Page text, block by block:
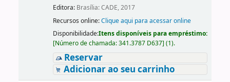
Editora: Brasília: CADE, 2017
Recursos online:Clique aqui para acessar online
Disponibilidade:Itens disponíveis para empréstimo:
[Número de chamada:341.3787 D637] (1).
Reservar
Adicionar ao seu carrinho